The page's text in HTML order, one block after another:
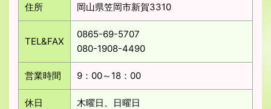
住所 岡山県笠岡市新賀3310
TEL&FAX
0865-69-5707
080-1908-4490
営業時間 9：00～18：00
休日 木曜日、日曜日